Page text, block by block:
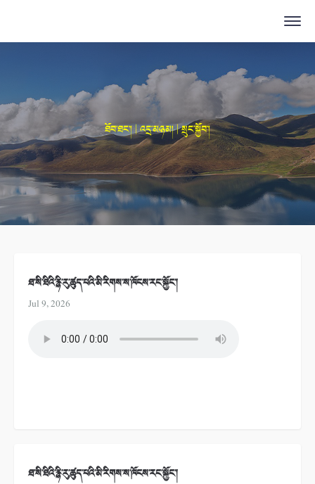
ཐོབ་ཐང་། | འདྲ་མཉམ། | སྲུང་སྐྱོབ་།
ཐ་སི་ཐིའི་རྙི་རུ་ཚུད་པའི་མི་རིགས་ས་ཁོངས་རང་སྐྱོང་།
Jul 9, 2026
ཐ་སི་ཐིའི་རྙི་རུ་ཚུད་པའི་མི་རིགས་ས་ཁོངས་རང་སྐྱོང་།